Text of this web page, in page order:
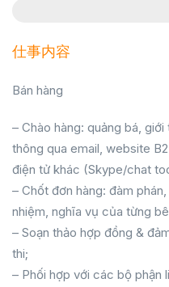
仕事内容
Bán hàng
– Chào hàng: quảng bá,
thông qua email, website
điện tử khác (Skype/chat
– Chốt đơn hàng: đàm
nhiệm, nghĩa vụ của từng
– Soạn thảo hợp đồng &
thi;
– Phối hợp với các bộ phận